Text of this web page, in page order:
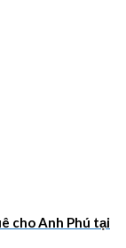
cho Anh Phú tại